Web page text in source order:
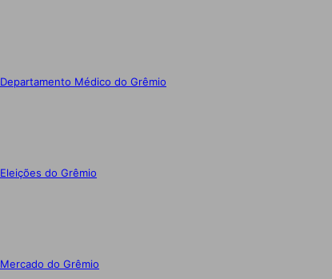
Departamento Médico do Grêmio
Eleições do Grêmio
Mercado do Grêmio